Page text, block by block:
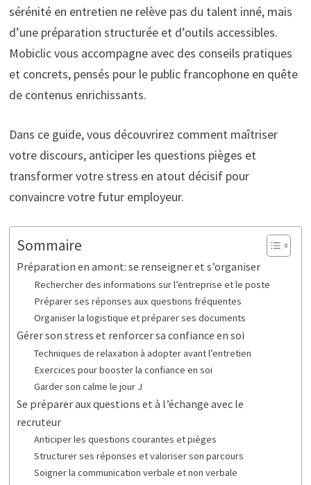
sérénité en entretien ne relève pas du talent inné, mais
d’une préparation structurée et d’outils accessibles.
Mobiclic vous accompagne avec des conseils pratiques
et concrets, pensés pour le public francophone en quête
de contenus enrichissants.
Dans ce guide, vous découvrirez comment maîtriser
votre discours, anticiper les questions pièges et
transformer votre stress en atout décisif pour
convaincre votre futur employeur.
Sommaire
Préparation en amont: se renseigner et s’organiser
Rechercher des informations sur l’entreprise et le poste
Préparer ses réponses aux questions fréquentes
Organiser la logistique et préparer ses documents
Gérer son stress et renforcer sa confiance en soi
Techniques de relaxation à adopter avant l’entretien
Exercices pour booster la confiance en soi
Garder son calme le jour J
Se préparer aux questions et à l’échange avec le
recruteur
Anticiper les questions courantes et pièges
Structurer ses réponses et valoriser son parcours
Soigner la communication verbale et non verbale